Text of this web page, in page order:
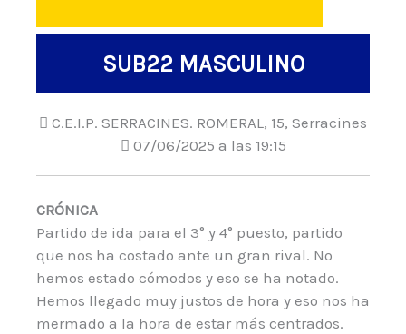
SUB22 MASCULINO
C.E.I.P. SERRACINES. ROMERAL, 15, Serracines
07/06/2025 a las 19:15
CRÓNICA
Partido de ida para el 3° y 4° puesto, partido
que nos ha costado ante un gran rival. No
hemos estado cómodos y eso se ha notado.
Hemos llegado muy justos de hora y eso nos ha
mermado a la hora de estar más centrados.